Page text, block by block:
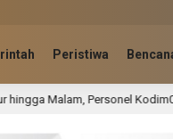
Peristiwa
Kodim0314/Inhil dan Warga